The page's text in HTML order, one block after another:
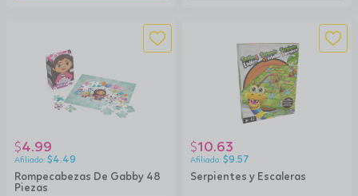
Rompecabezas De Gabby 48
Piezas
$4.99
$4.49
Serpientes y Escaleras
$10.63
$9.57